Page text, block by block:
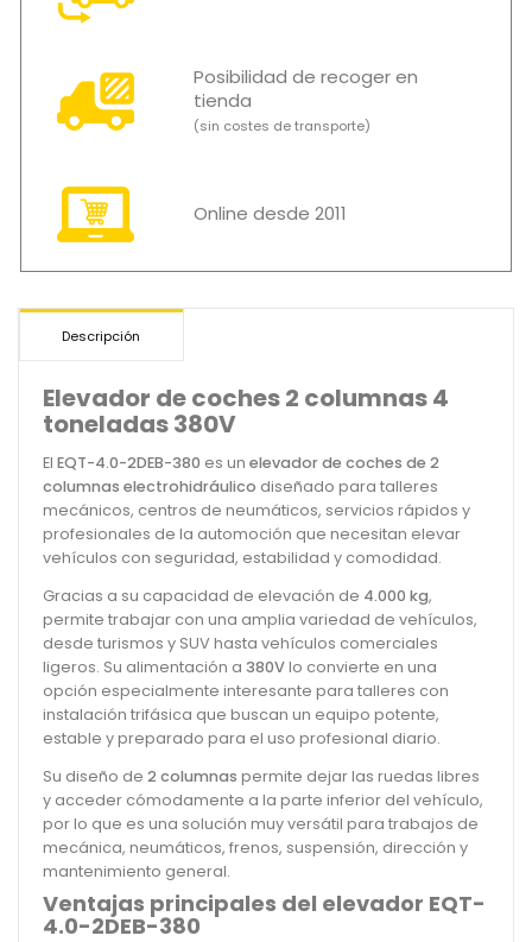
Posibilidad de recoger en
tienda
(sin costes de transporte)
Online desde 2011
Descripción
Elevador de coches 2 columnas 4
toneladas 380V
El EQT-4.0-2DEB-380 es un elevador de coches de 2
columnas electrohidráulico diseñado para talleres
mecánicos, centros de neumáticos, servicios rápidos y
profesionales de la automoción que necesitan elevar
vehículos con seguridad, estabilidad y comodidad.
Gracias a su capacidad de elevación de 4.000 kg,
permite trabajar con una amplia variedad de vehículos,
desde turismos y SUV hasta vehículos comerciales
ligeros. Su alimentación a 380Vlo convierte en una
opción especialmente interesante para talleres con
instalación trifásica que buscan un equipo potente,
estable y preparado para el uso profesional diario.
Su diseño de 2 columnas permite dejar las ruedas libres
y acceder cómodamente a la parte inferior del vehículo,
por lo que es una solución muy versátil para trabajos de
mecánica, neumáticos, frenos, suspensión, dirección y
mantenimiento general.
Ventajas principales del elevador EQT-
4.0-2DEB-380